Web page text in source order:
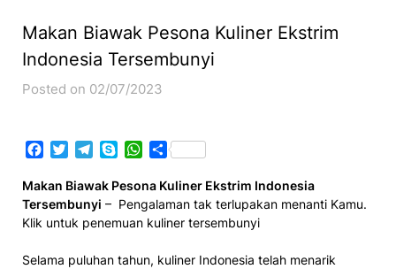
Makan Biawak Pesona Kuliner Ekstrim
Indonesia Tersembunyi
Posted on 02/07/2023
Facebook
TwitterTelegram
SkypeWhatsApp
Share
Makan Biawak Pesona Kuliner Ekstrim Indonesia
Tersembunyi – Pengalaman tak terlupakan menanti Kamu.
Klik untuk penemuan kuliner tersembunyi
Selama puluhan tahun, kuliner Indonesia telah menarik